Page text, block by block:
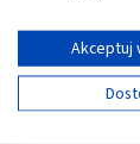
(
używki,
Wyświetl listę
Używamy Twoich
Cele
Akceptuj